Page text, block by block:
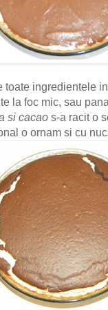
toate ingredientele
la foc mic, sau
si cacao s-a racit o
o ornam si cu